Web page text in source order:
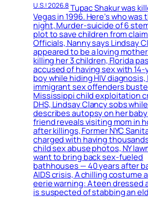
U.S.! 2026.8Tupac Shakur was
Vegas in 1996. Here’s who
night, Murder-suicide of 6
plot to save children from
Officials, Nanny says Lindsay
appeared to be a loving
killing her 3 children, Florida
accused of having sex with
boy while hiding HIV diagnosis,
immigrant sex offenders
Mississippi child exploitation
DHS, Lindsay Clancy sobs
describes autopsy on her
friend reveals visiting mom in
after killings, Former NYC
charged with having
child sex abuse photos, NY
want to bring back sex-fueled
bathhouses — 40 years after
AIDS crisis, A chilling costume
eerie warning: A teen dressed
is suspected of stabbing an